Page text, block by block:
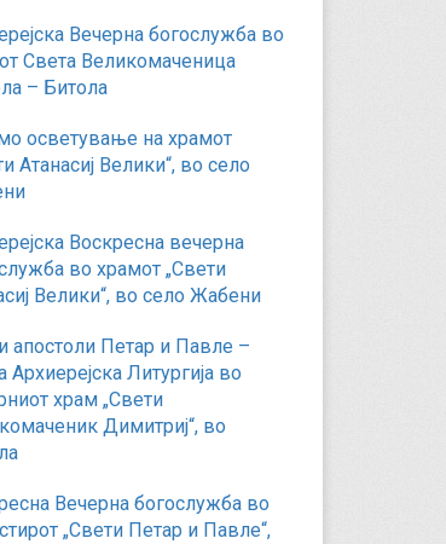
Вечерна богослужба во
Света Великомаченица
– Битола
осветување на храмот
Атанасиј Велики“, во село
Воскресна вечерна
во храмот „Свети
Велики“, во село Жабени
апостоли Петар и Павле –
Архиерејска Литургија во
храм „Свети
Димитриј“, во
Вечерна богослужба во
„Свети Петар и Павле“,